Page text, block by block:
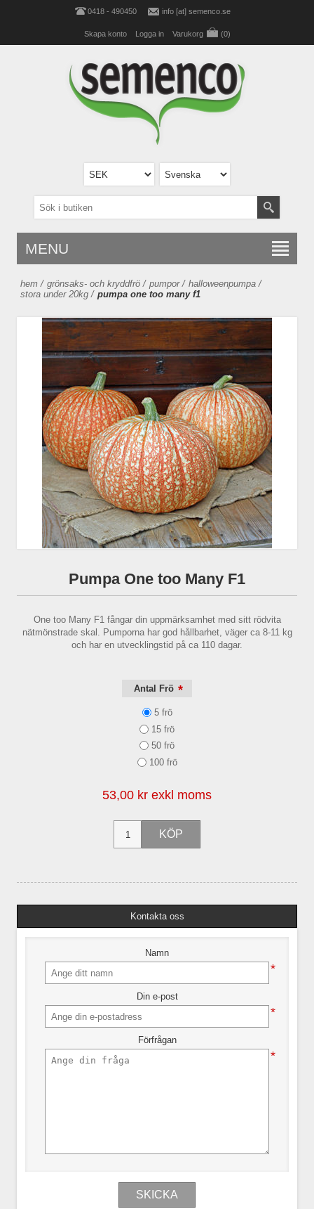
0418 - 490450 info [at] semenco.se
Skapa konto Logga in Varukorg (0)
MENU
hem / grönsaks- och kryddfrö / pumpor / halloweenpumpa /
stora under 20kg / pumpa one too many f1
Pumpa One too Many F1
One too Many F1 fångar din uppmärksamhet med sitt rödvita
nätmönstrade skal. Pumporna har god hållbarhet, väger ca 8-11 kg
och har en utvecklingstid på ca 110 dagar.
Antal Frö *
5 frö
15 frö
50 frö
100 frö
53,00 kr exkl moms
Kontakta oss
Namn
*
Din e-post
*
Förfrågan
*